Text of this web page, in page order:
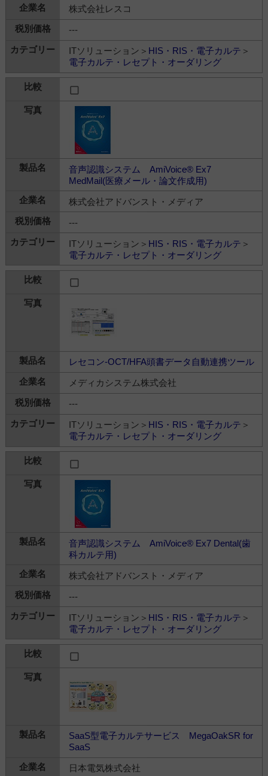
株式会社レスコ
---
ITソリューション＞ HIS・RIS・電子カルテ ＞
電子カルテ・レセプト・オーダリング
音声認識システム AmiVoice® Ex7
MedMail(医療メール・論文作成用)
株式会社アドバンスト・メディア
---
ITソリューション＞ HIS・RIS・電子カルテ ＞
電子カルテ・レセプト・オーダリング
レセコン-OCT/HFA頭書データ自動連携ツール
メディカシステム株式会社
---
ITソリューション＞ HIS・RIS・電子カルテ ＞
電子カルテ・レセプト・オーダリング
音声認識システム AmiVoice® Ex7 Dental(歯
科カルテ用)
株式会社アドバンスト・メディア
---
ITソリューション＞ HIS・RIS・電子カルテ ＞
電子カルテ・レセプト・オーダリング
SaaS型電子カルテサービス MegaOakSR for
SaaS
日本電気株式会社